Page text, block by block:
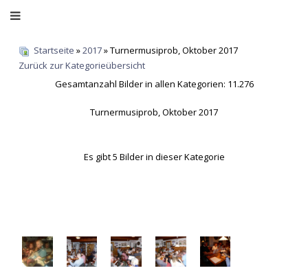
Startseite »2017» Turnermusiprob, Oktober 2017
Zurück zur Kategorieübersicht
Gesamtanzahl Bilder in allen Kategorien: 11.276
Turnermusiprob, Oktober 2017
Es gibt 5 Bilder in dieser Kategorie